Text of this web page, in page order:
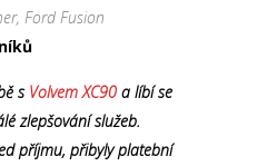
Ford Fusion
s Volvem XC90 a líbí se
zlepšování služeb.
příjmu, přibyly platební